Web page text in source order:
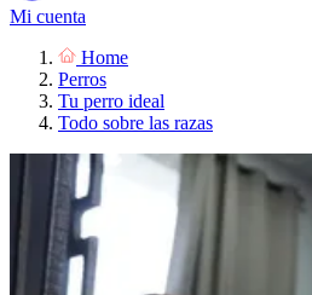
Mi cuenta
Home
Perros
Tu perro ideal
Todo sobre las razas